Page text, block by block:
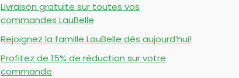
Livraison gratuite sur toutes vos
commandes LauBelle
Rejoignez la famille LauBelle dès aujourd’hui!
Profitez de 15% de réduction sur votre
commande